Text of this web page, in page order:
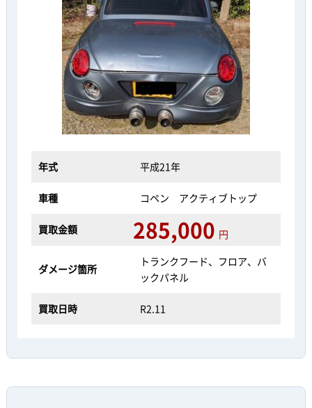
年式 平成21年
車種 コペン アクティブトップ
買取金額 285,000 円
ダメージ箇所
トランクフード、フロア、バ
ックパネル
買取日時 R2.11